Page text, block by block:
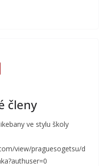
členy
ve stylu školy
view/praguesogetsu/d